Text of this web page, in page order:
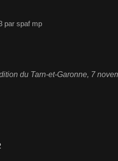
par spaf mp
du Tarn-et-Garonne, 7